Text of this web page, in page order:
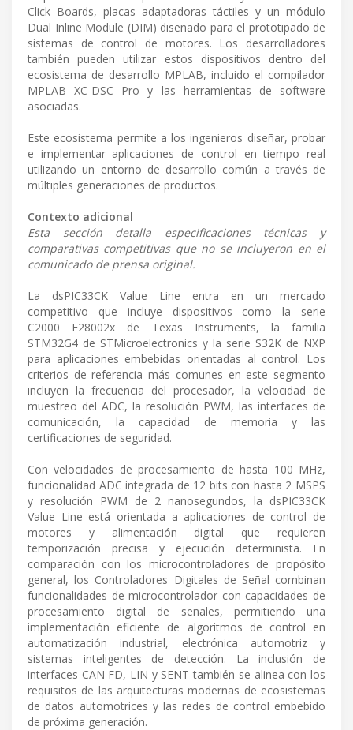
Click Boards, placas adaptadoras táctiles y un módulo
Dual Inline Module (DIM) diseñado para el prototipado de
sistemas de control de motores. Los desarrolladores
también pueden utilizar estos dispositivos dentro del
ecosistema de desarrollo MPLAB, incluido el compilador
MPLAB XC-DSC Pro y las herramientas de software
asociadas.
Este ecosistema permite a los ingenieros diseñar, probar
e implementar aplicaciones de control en tiempo real
utilizando un entorno de desarrollo común a través de
múltiples generaciones de productos.
Contexto adicional
Esta sección detalla especificaciones técnicas y
comparativas competitivas que no se incluyeron en el
comunicado de prensa original.
La dsPIC33CK Value Line entra en un mercado
competitivo que incluye dispositivos como la serie
C2000 F28002x de Texas Instruments, la familia
STM32G4 de STMicroelectronics y la serie S32K de NXP
para aplicaciones embebidas orientadas al control. Los
criterios de referencia más comunes en este segmento
incluyen la frecuencia del procesador, la velocidad de
muestreo del ADC, la resolución PWM, las interfaces de
comunicación, la capacidad de memoria y las
certificaciones de seguridad.
Con velocidades de procesamiento de hasta 100 MHz,
funcionalidad ADC integrada de 12 bits con hasta 2 MSPS
y resolución PWM de 2 nanosegundos, la dsPIC33CK
Value Line está orientada a aplicaciones de control de
motores y alimentación digital que requieren
temporización precisa y ejecución determinista. En
comparación con los microcontroladores de propósito
general, los Controladores Digitales de Señal combinan
funcionalidades de microcontrolador con capacidades de
procesamiento digital de señales, permitiendo una
implementación eficiente de algoritmos de control en
automatización industrial, electrónica automotriz y
sistemas inteligentes de detección. La inclusión de
interfaces CAN FD, LIN y SENT también se alinea con los
requisitos de las arquitecturas modernas de ecosistemas
de datos automotrices y las redes de control embebido
de próxima generación.